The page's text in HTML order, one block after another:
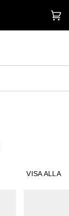
VISA ALLA